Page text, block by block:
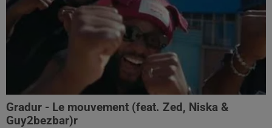
Gradur - Le mouvement (feat. Zed, Niska &
Guy2bezbar)r